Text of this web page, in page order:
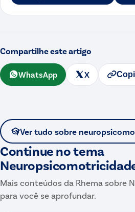
Compartilhe este artigo
WhatsApp X
Ver tudo sobre
Continue no tema
Mais conteúdos da Rhema sobre
para você se aprofundar.